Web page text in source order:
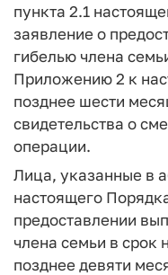
пункта 2.1
заявление о
гибелью члена
Приложению 2 к
позднее шести
свидетельства о
операции.
Лица, указанные в
настоящего
предоставлении
члена семьи в срок
позднее девяти